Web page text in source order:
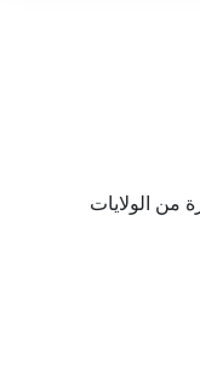
من الولايات